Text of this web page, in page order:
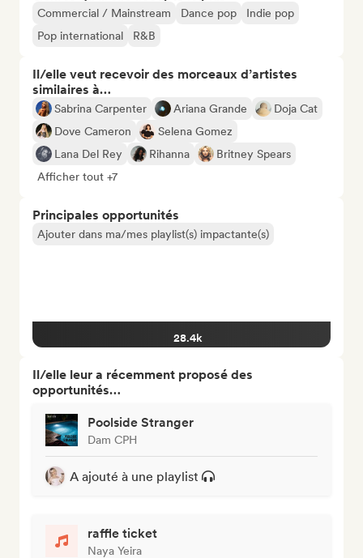
Commercial / Mainstream Dance pop
Indie pop
Pop international
R&B
Il/elle veut recevoir des morceaux d’artistes
similaires à…
Sabrina Carpenter Ariana Grande
Doja Cat
Dove Cameron
Selena Gomez
Lana Del Rey
Rihanna
Britney Spears
Afficher tout +7
Principales opportunités
Ajouter dans ma/mes playlist(s) impactante(s)
28.4k
Il/elle leur a récemment proposé des
opportunités…
Poolside Stranger
Dam CPH
A ajouté à une playlist
raffle ticket
Naya Yeira